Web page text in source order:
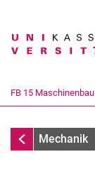
Suchbegriff
FB 15 Maschinenbau
InstituteMechanik